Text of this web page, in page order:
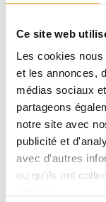
Ce site web
Les cookies
et les annonces,
médias sociaux
partageons
notre site avec
publicité et
avec d'autres
ou qu'ils ont
BETTANGE-SUR-MESS
RIVERSIDE - M7.3
(+352) 691 112